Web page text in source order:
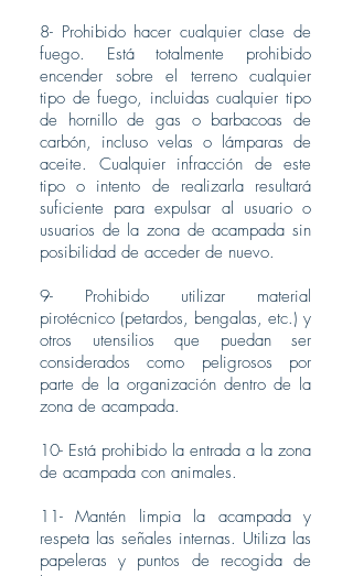
8- Prohibido hacer cualquier clase de
fuego. Está totalmente prohibido
encender sobre el terreno cualquier
tipo de fuego, incluidas cualquier tipo
de hornillo de gas o barbacoas de
carbón, incluso velas o lámparas de
aceite. Cualquier infracción de este
tipo o intento de realizarla resultará
suficiente para expulsar al usuario o
usuarios de la zona de acampada sin
posibilidad de acceder de nuevo.
9- Prohibido utilizar material
pirotécnico (petardos, bengalas, etc.) y
otros utensilios que puedan ser
considerados como peligrosos por
parte de la organización dentro de la
zona de acampada.
10- Está prohibido la entrada a la zona
de acampada con animales.
11- Mantén limpia la acampada y
respeta las señales internas. Utiliza las
papeleras y puntos de recogida de